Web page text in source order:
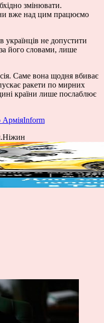
змінювати.
вже над цим працюємо
українців не допустити
його словами, лише
Саме вона щодня вбиває
ракети по мирних
країни лише послаблює
АрміяInform